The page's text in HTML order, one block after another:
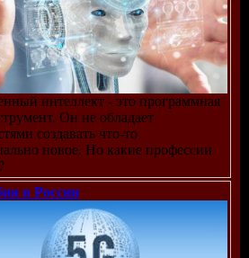
интеллект - это программная
Он не обладает
создавать что-то
новое. Но какие профессии
в России